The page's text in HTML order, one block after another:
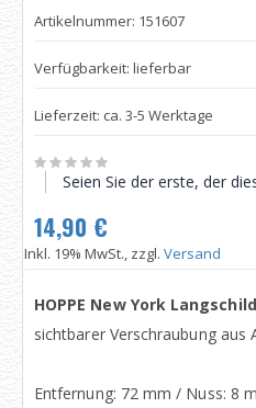
Artikelnummer: 151607
Verfügbarkeit: lieferbar
Lieferzeit: ca. 3-5 Werktage
Seien Sie der erste, der
14,90 €
Inkl. 19% MwSt., zzgl. Versand
HOPPE New York
sichtbarer Verschraubung aus
Entfernung: 72 mm / Nuss: 8